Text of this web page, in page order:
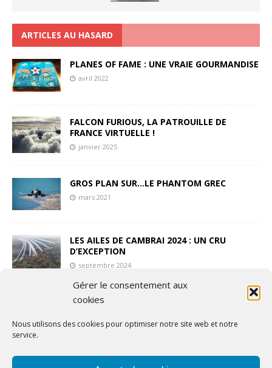
Gérer le consentement aux
cookies
Nous utilisons des cookies pour optimiser notre site web et notre
service.
ARTICLES AU HASARD
PLANES OF FAME : UNE VRAIE GOURMANDISE
avril 2022
FALCON FURIOUS, LA PATROUILLE DE
FRANCE VIRTUELLE !
janvier 2025
GROS PLAN SUR…LE PHANTOM GREC
mars 2021
LES AILES DE CAMBRAI 2024 : UN CRU
D’EXCEPTION
septembre 2024
VALIANT AIR COMMAND MUSEUM